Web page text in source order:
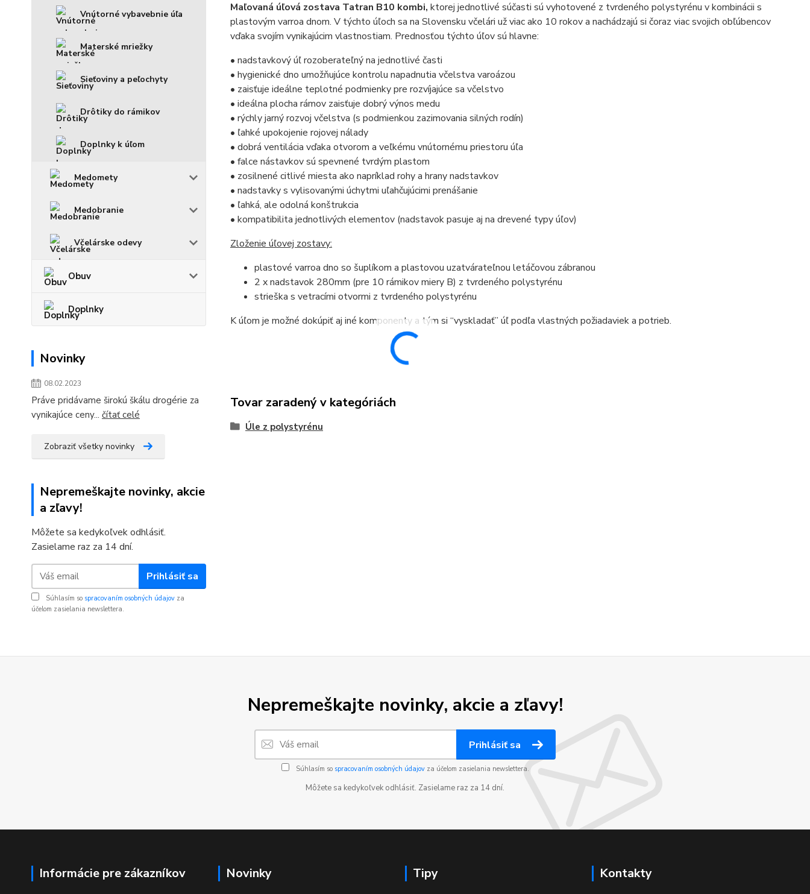
Vnútorné vybavebnie úľa
Materské mriežky
Sieťoviny a peľochyty
Drôtiky do rámikov
Doplnky k úľom
Medomety
Medobranie
Včelárske odevy
Obuv
Doplnky
Novinky
08.02.2023
Práve pridávame širokú škálu drogérie za
vynikajúce ceny... čítať celé
Zobraziť všetky novinky
Nepremeškajte novinky, akcie
a zľavy!
Môžete sa kedykoľvek odhlásiť.
Zasielame raz za 14 dní.
Prihlásiť sa
Súhlasím so spracovaním osobných údajov za
účelom zasielania newslettera.
Maľovaná úľová zostava Tatran B10 kombi, ktorej jednotlivé súčasti sú vyhotovené z tvrdeného polystyrénu v kombinácii s
plastovým varroa dnom. V týchto úľoch sa na Slovensku včelári už viac ako 10 rokov a nachádzajú si čoraz viac svojich obľúbencov
vďaka svojím vynikajúcim vlastnostiam. Prednosťou týchto úľov sú hlavne:
• nadstavkový úľ rozoberateľný na jednotlivé časti
• hygienické dno umožňujúce kontrolu napadnutia včelstva varoázou
• zaisťuje ideálne teplotné podmienky pre rozvíjajúce sa včelstvo
• ideálna plocha rámov zaisťuje dobrý výnos medu
• rýchly jarný rozvoj včelstva (s podmienkou zazimovania silných rodín)
• ľahké upokojenie rojovej nálady
• dobrá ventilácia vďaka otvorom a veľkému vnútornému priestoru úľa
• falce nástavkov sú spevnené tvrdým plastom
• zosilnené citlivé miesta ako napríklad rohy a hrany nadstavkov
• nadstavky s vylisovanými úchytmi uľahčujúcimi prenášanie
• ľahká, ale odolná konštrukcia
• kompatibilita jednotlivých elementov (nadstavok pasuje aj na drevené typy úľov)
Zloženie úľovej zostavy:
plastové varroa dno so šuplíkom a plastovou uzatvárateľnou letáčovou zábranou
2 x nadstavok 280mm (pre 10 rámikov miery B) z tvrdeného polystyrénu
strieška s vetracími otvormi z tvrdeného polystyrénu
K úľom je možné dokúpiť aj iné komponenty a tým si “vyskladať” úľ podľa vlastných požiadaviek a potrieb.
Tovar zaradený v kategóriách
Úle z polystyrénu
Nepremeškajte novinky, akcie a zľavy!
Prihlásiť sa
Súhlasím so spracovaním osobných údajovza účelom zasielania newslettera.
Môžete sa kedykoľvek odhlásiť. Zasielame raz za 14 dní.
Informácie pre zákazníkov Novinky Tipy Kontakty